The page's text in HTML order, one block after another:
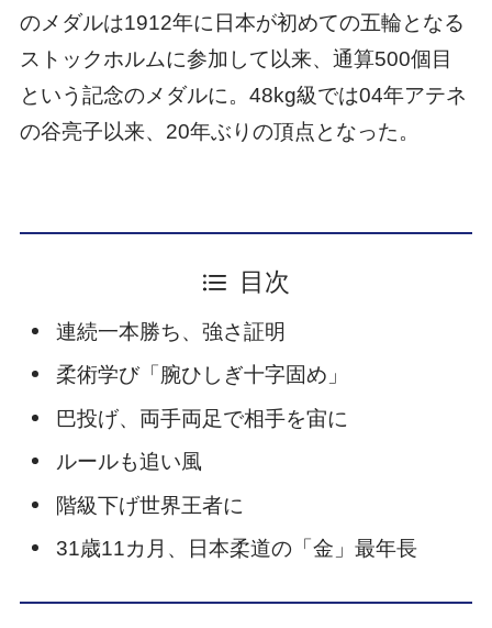
のメダルは1912年に日本が初めての五輪となる
ストックホルムに参加して以来、通算500個目
という記念のメダルに。48kg級では04年アテネ
の谷亮子以来、20年ぶりの頂点となった。
目次
連続一本勝ち、強さ証明
柔術学び「腕ひしぎ十字固め」
巴投げ、両手両足で相手を宙に
ルールも追い風
階級下げ世界王者に
31歳11カ月、日本柔道の「金」最年長